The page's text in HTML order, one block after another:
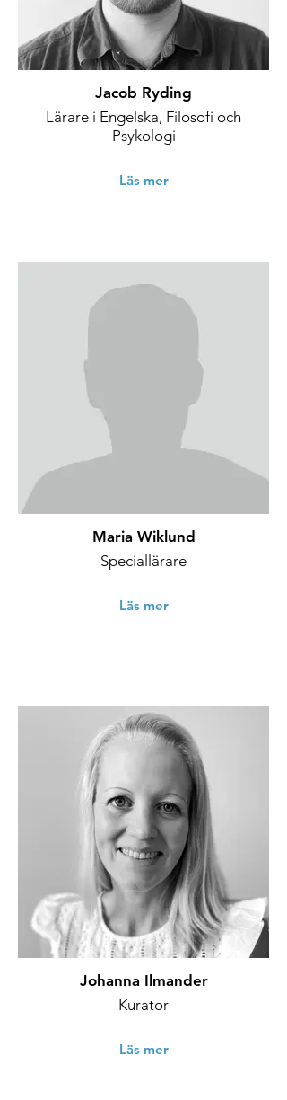
Jacob Ryding
Lärare i Engelska, Filosofi och
Psykologi
Läs mer
Maria Wiklund
Speciallärare
Läs mer
Johanna Ilmander
Kurator
Läs mer